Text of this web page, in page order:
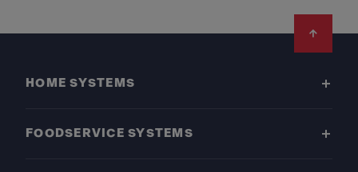
HOME SYSTEMS
FOODSERVICE SYSTEMS